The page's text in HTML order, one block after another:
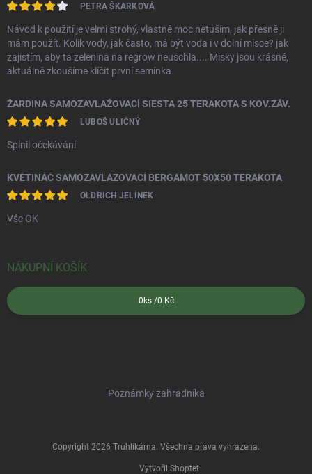
PETRA ŠKARKOVÁ
Návod k použití je velmi strohý, vlastně moc netuším, jak přesně ji
mám použít. Kolik vody, jak často, má být voda i v dolní misce? jak
zajistím, aby ta zelenina na regrow neuschla.... Misky jsou krásné,
aktuálně zkoušíme klíčit první semínka
ŽARDINA SAMOZAVLAŽOVACÍ SIESTA 25 TERAKOTA S KOV.ZÁV.
LUBOŠ ULIČNÝ
Splnil očekávání
KVĚTINÁČ SAMOZAVLAŽOVACÍ BERGAMOT 50X50 TERAKOTA
OLDŘICH JELÍNEK
Vše OK
NÁKUPNÍ KOŠÍK
0ks /0 Kč
Poznámky zahradníka
Vytvořil Shoptet
Copyright 2026 Truhlíkárna . Všechna práva vyhrazena.